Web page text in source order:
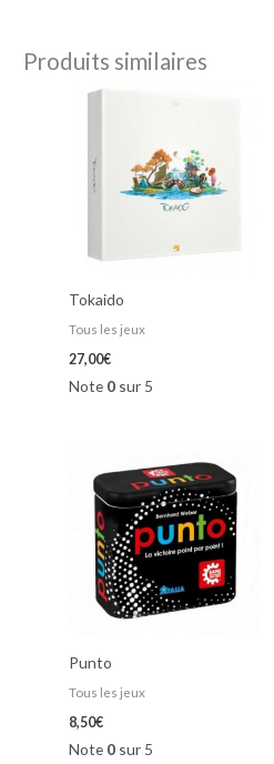
Produits similaires
Tokaido
Tous les jeux
27,00€
Note 0 sur 5
Punto
Tous les jeux
8,50€
Note 0 sur 5